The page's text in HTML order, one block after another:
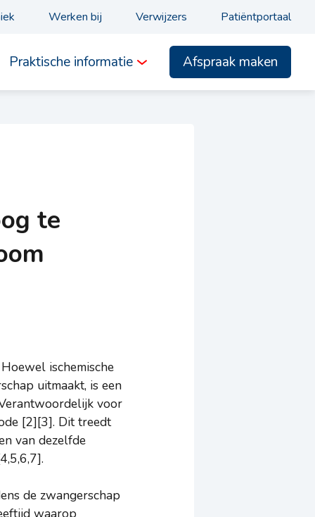
Werken bij Verwijzers Patiëntportaal
Praktische informatie Afspraak maken
te
ischemische
uitmaakt, is een
voor
[2][3]. Dit treedt
van dezelfde
de zwangerschap
waarop